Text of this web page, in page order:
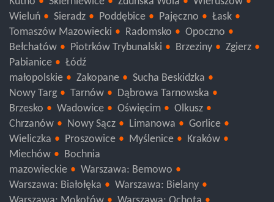
Kutno
Skierniewice Zduńska Wola
Wieruszów
Wieluń
Sieradz Poddębice Pajęczno
Łask
Tomaszów Mazowiecki
Radomsko
Opoczno
Bełchatów
Piotrków Trybunalski Brzeziny
Zgierz
Pabianice
Łódź
małopolskie
Zakopane
Sucha Beskidzka
Nowy Targ
Tarnów
Dąbrowa Tarnowska
Brzesko
Wadowice Oświęcim
Olkusz
Chrzanów
Nowy Sącz Limanowa
Gorlice
Wieliczka
Proszowice Myślenice
Kraków
Miechów
Bochnia
mazowieckie
Warszawa: Bemowo
Warszawa: Białołęka
Warszawa: Bielany